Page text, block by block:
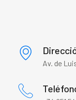
Av. de